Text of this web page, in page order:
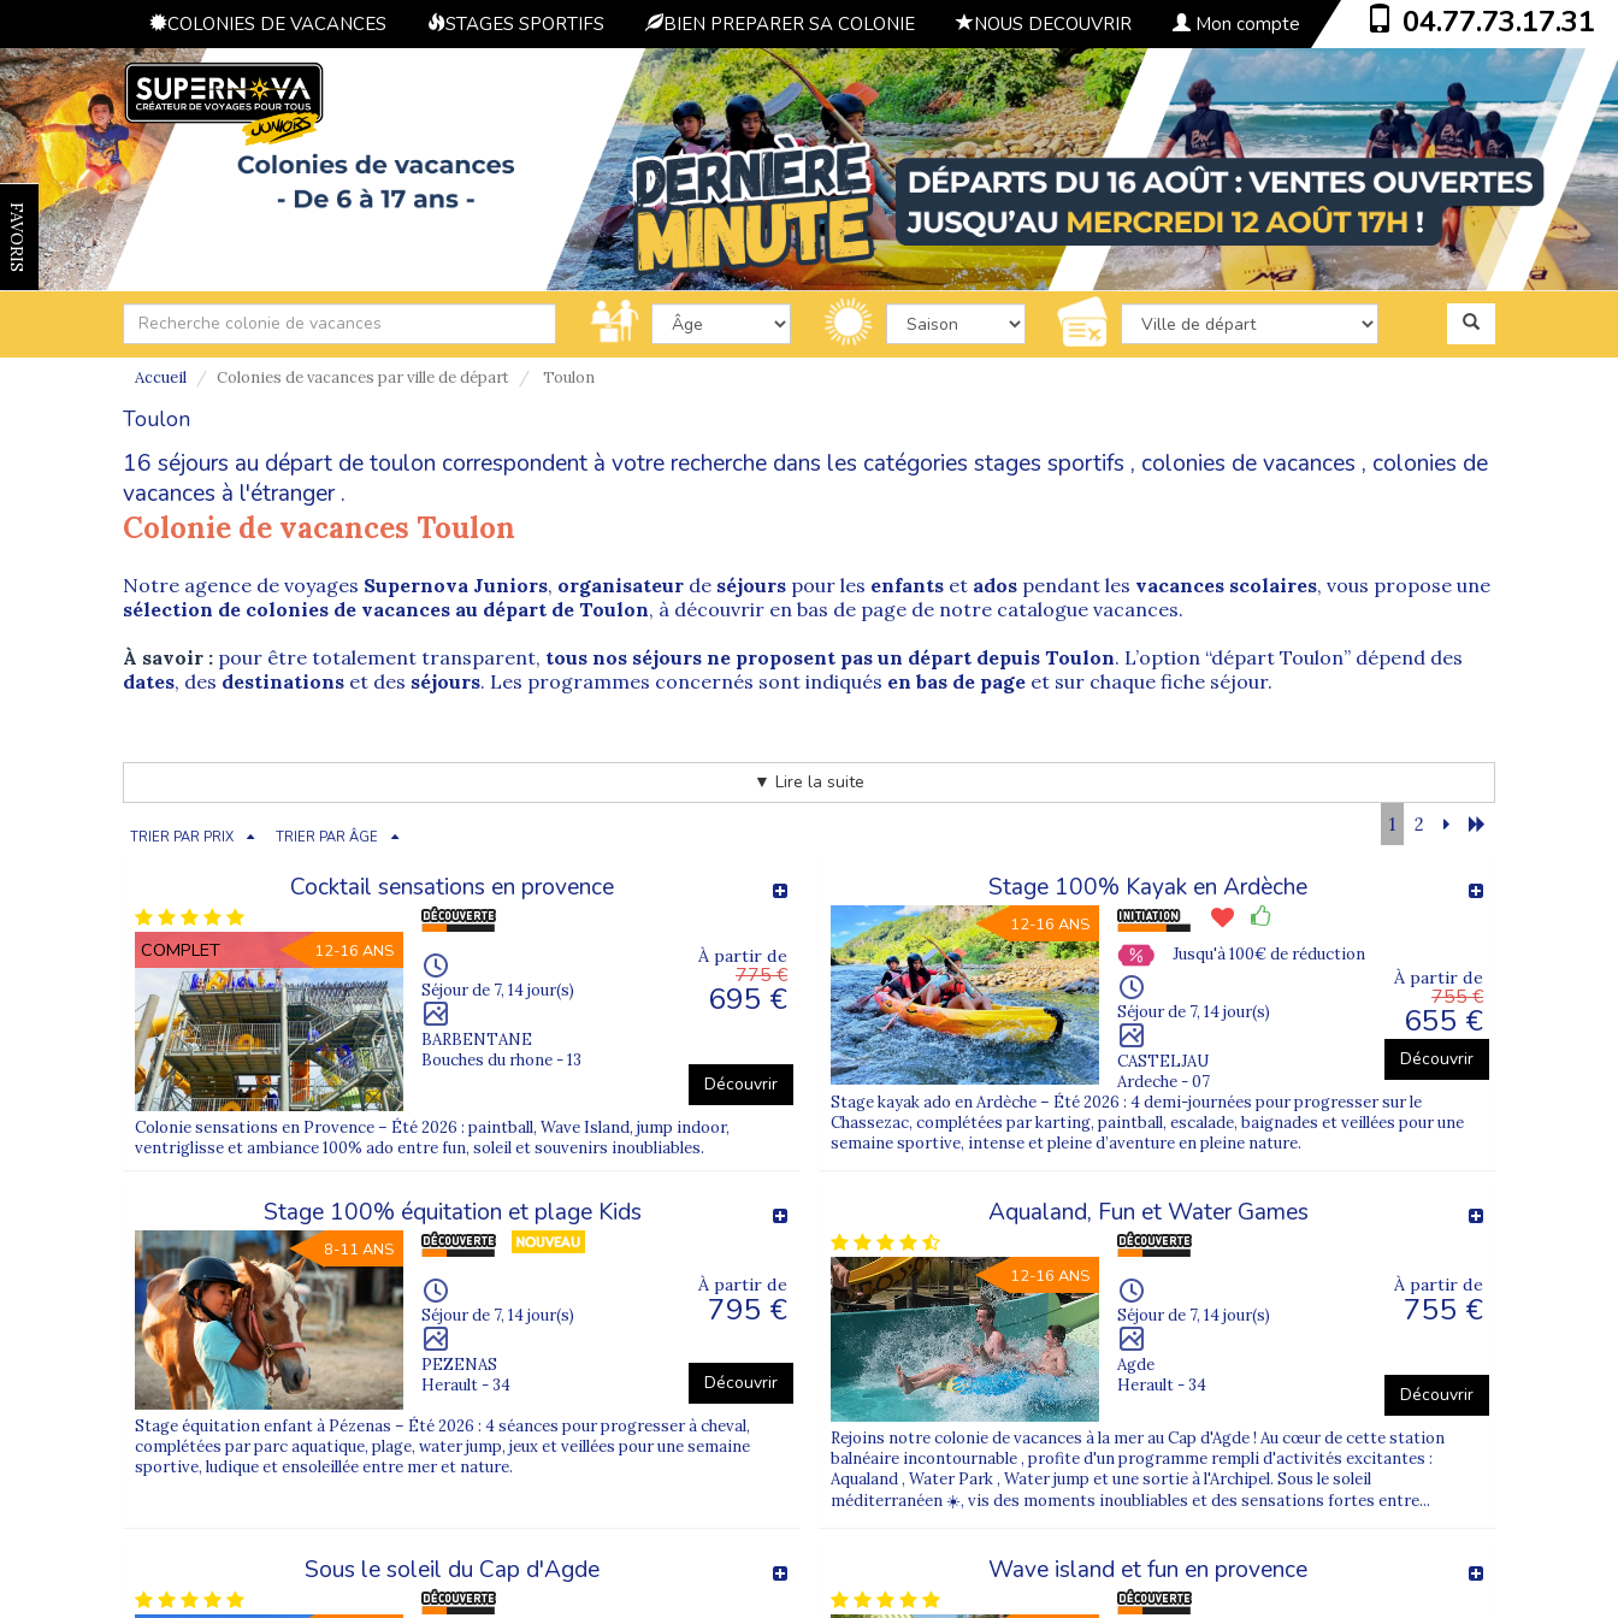
COLONIES DE VACANCES STAGES SPORTIFS BIEN PREPARER SA COLONIE NOUS DECOUVRIR Mon compte 04.77.73.17.31
FAVORIS
Accueil Colonies de vacances par ville de départ Toulon
Toulon
16 séjours au départ de toulon correspondent à votre recherche dans les catégories stages sportifs , colonies de vacances , colonies de
vacances à l'étranger.
Colonie de vacances Toulon
Notre agence de voyages Supernova Juniors, organisateur de séjours pour les enfants et ados pendant les vacances scolaires, vous propose une
sélection de colonies de vacances au départ de Toulon, à découvrir en bas de page de notre catalogue vacances.
À savoir : pour être totalement transparent, tous nos séjours ne proposent pas un départ depuis Toulon. L’option “départ Toulon” dépend des
dates, des destinations et des séjours. Les programmes concernés sont indiqués en bas de page et sur chaque fiche séjour.
Toulon (83) : ville portuaire du Var, en région PACA
département du Var
(83), au cœur de la régionProvence-Alpes-Côte d’Azur (PACA)
Troisième ville la plus importante de la région PACA après
etNice , Toulon est une référence maritime : elle est lapréfecture maritime de
la Méditerranée
et abrite l’une des plus importantes bases navales françaises. LeMusée national de la Marinepermet d’ailleurs de découvrir
l’histoire et le patrimoine liés à la navigation et à la défense.
Située près d’Hyèreset entourée par les monts toulonnais, la ville bénéficie d’une position géographique stratégique. Toulon propose aussi de
nombreux lieux à visiter :Tour Royale Porte d’Italie , sans oublier l’Opéra de Toulon.
Colonie de vacances au départ de Toulon
À chaque période de vacances (été, printemps, Toussaint, vacances d’hiver), lorsque l’option est proposée, nous organisons des
Nos départs sontsystématiquement accompagnéspar des animateurs spécialement formés à l’acheminement, titulaires duBAFA
Les jeunes voyagent en groupe, avec un encadrement rassurant dès le rendez-vous.
DepuisToulon, certains séjours sont accessibles dans toute laFrance lorsque le départ est disponible. Les départs depuis Toulon peuvent être
soumis à un supplémentcorrespondant au prix des billets de train aller-retour et à l’accompagnement de nos équipes.
Pour les jeunes, ces camps de vacances ludiques et éducatifs sont idéaux pour se faire des amis, découvrir de nombreuses activités, et gagner en
autonomie.
Nos différents types de séjours sont pensés pour s’adapter à l’âge et au profil de chaque enfant, tout en gardant un cap clair :
se
responsabiliseretprofiter pleinement des vacances.
colonies de vacances au départ de Toulon, Supernova Juniors donne rendez-vous gare de Toulon, située Place de l’Europe
▼ Lire la suite
TRIER PAR PRIX TRIER PAR ÂGE
1 2
Cocktail sensations en provence
COMPLET 12-16 ANS
Séjour de 7, 14 jour(s)
BARBENTANE
Bouches du rhone - 13
À partir de
775 €
695 €
Découvrir
Colonie sensations en Provence – Été 2026 : paintball, Wave Island, jump indoor,
ventriglisse et ambiance 100% ado entre fun, soleil et souvenirs inoubliables.
Stage 100% Kayak en Ardèche
12-16 ANS
Jusqu'à 100€ de réduction
Séjour de 7, 14 jour(s)
CASTELJAU
Ardeche - 07
À partir de
755 €
655 €
Découvrir
Stage kayak ado en Ardèche – Été 2026 : 4 demi-journées pour progresser sur le
Chassezac, complétées par karting, paintball, escalade, baignades et veillées pour une
semaine sportive, intense et pleine d’aventure en pleine nature.
Stage 100% équitation et plage Kids
8-11 ANS
Séjour de 7, 14 jour(s)
PEZENAS
Herault - 34
À partir de
795 €
Découvrir
Stage équitation enfant à Pézenas – Été 2026 : 4 séances pour progresser à cheval,
complétées par parc aquatique, plage, water jump, jeux et veillées pour une semaine
sportive, ludique et ensoleillée entre mer et nature.
Aqualand, Fun et Water Games
12-16 ANS
Séjour de 7, 14 jour(s)
Agde
Herault - 34
À partir de
755 €
Découvrir
Rejoins notre colonie de vacances à la mer au Cap d'Agde ! Au cœur de cette station
balnéaire incontournable , profite d'un programme rempli d'activités excitantes :
Aqualand , Water Park , Water jump et une sortie à l'Archipel. Sous le soleil
méditerranéen ☀️, vis des moments inoubliables et des sensations fortes entre...
Sous le soleil du Cap d'Agde Wave island et fun en provence